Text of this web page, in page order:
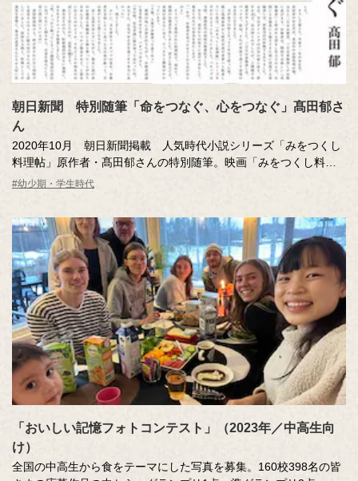
朝日新聞 特別随筆「命をつなぐ、心をつなぐ」髙田郁さ
ん
2020年10月 朝日新聞掲載 人気時代小説シリーズ「みをつくし
料理帖」原作者・髙田郁さんの特別随筆。映画「みをつくし料理
帖」の公開記念広告。
#幼少期・学生時代
「おいしい記憶フォトコンテスト」（2023年／中高生向
け）
全国の中高生から食をテーマにした写真を募集。160校398名の皆